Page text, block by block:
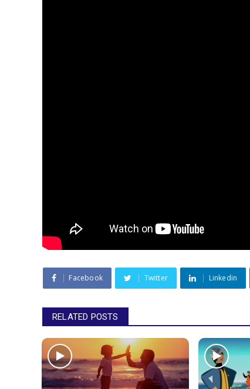
Facebook Twitter Linkedin
RELATED POSTS